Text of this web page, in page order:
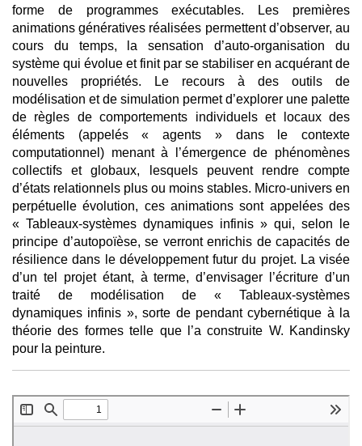
forme de programmes exécutables. Les premières
animations génératives réalisées permettent d’observer, au
cours du temps, la sensation d’auto-organisation du
système qui évolue et finit par se stabiliser en acquérant de
nouvelles propriétés. Le recours à des outils de
modélisation et de simulation permet d’explorer une palette
de règles de comportements individuels et locaux des
éléments (appelés « agents » dans le contexte
computationnel) menant à l’émergence de phénomènes
collectifs et globaux, lesquels peuvent rendre compte
d’états relationnels plus ou moins stables. Micro-univers en
perpétuelle évolution, ces animations sont appelées des
« Tableaux-systèmes dynamiques infinis » qui, selon le
principe d’autopoïèse, se verront enrichis de capacités de
résilience dans le développement futur du projet. La visée
d’un tel projet étant, à terme, d’envisager l’écriture d’un
traité de modélisation de « Tableaux-systèmes
dynamiques infinis », sorte de pendant cybernétique à la
théorie des formes telle que l’a construite W. Kandinsky
pour la peinture.